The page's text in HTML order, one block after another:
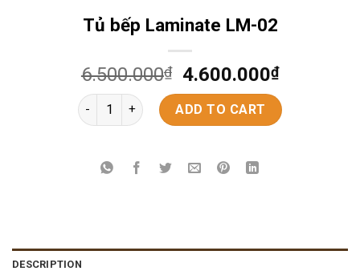
Tủ bếp Laminate LM-02
6.500.000₫ 4.600.000₫
Tủ bếp Laminate LM-02 quantity
ADD TO CART
DESCRIPTION